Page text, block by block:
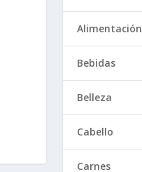
Alimentación
Bebidas
Belleza
Cabello
Carnes